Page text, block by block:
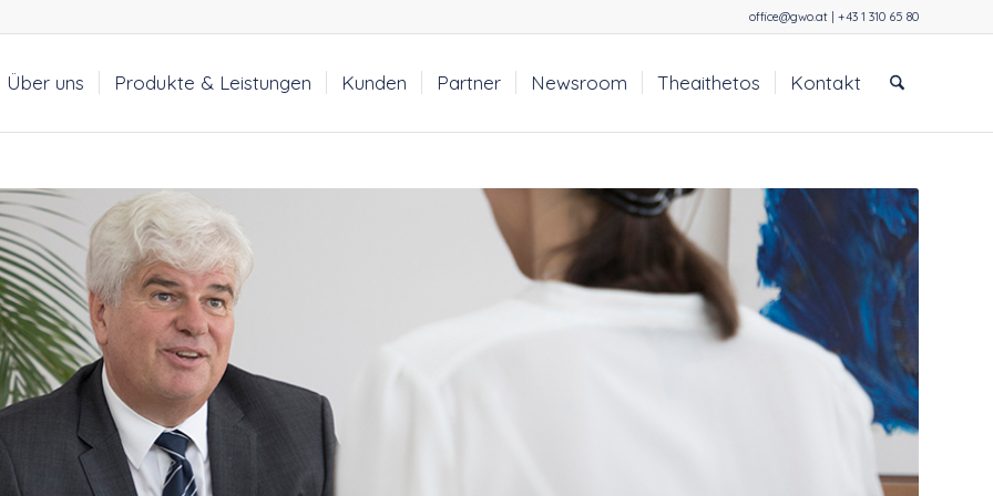
office@gwo.at | +43 1 310 65 80
Über uns Produkte & Leistungen Kunden Partner Newsroom Theaithetos Kontakt